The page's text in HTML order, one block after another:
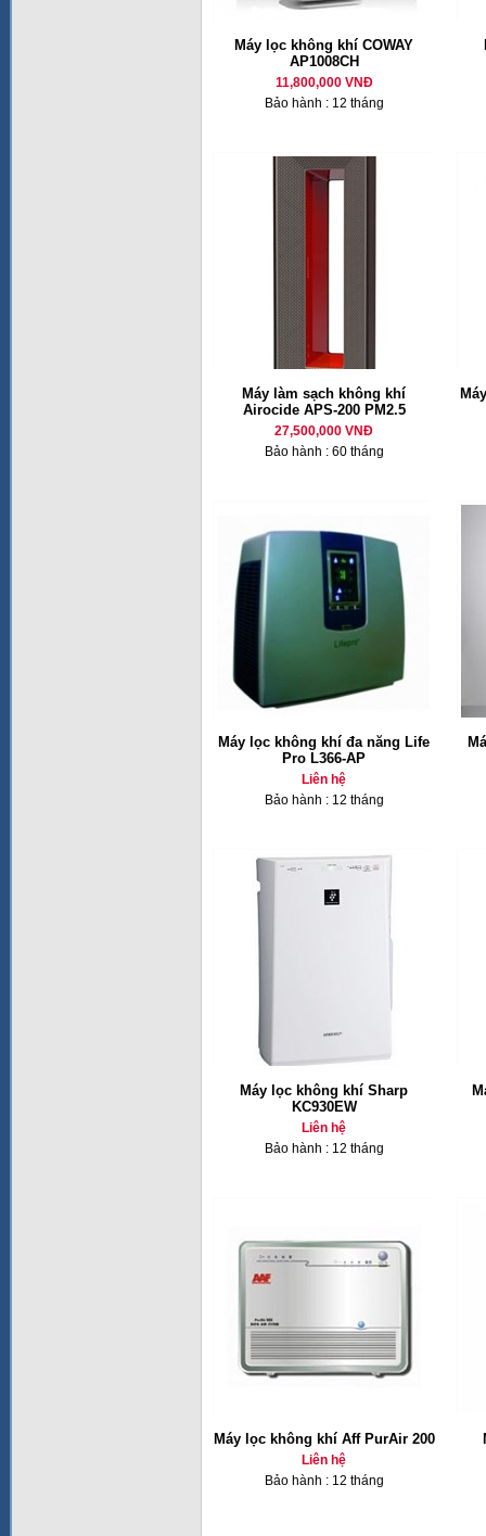
Máy lọc không khí COWAY
AP1008CH
11,800,000 VNĐ
Bảo hành : 12 tháng
Máy làm sạch không khí
Airocide APS-200 PM2.5
27,500,000 VNĐ
Bảo hành : 60 tháng
Máy lọc không khí đa năng Life
Pro L366-AP
Liên hệ
Bảo hành : 12 tháng
Máy lọc không khí Sharp
KC930EW
Liên hệ
Bảo hành : 12 tháng
Máy lọc không khí Aff PurAir 200
Liên hệ
Bảo hành : 12 tháng